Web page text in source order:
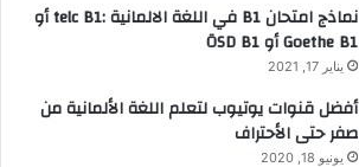
نماذج امتحان B1 في اللغة الالمانية :telc B1 أو
Goethe B1 أو ÖSD B1
يناير 17, 2021
أفضل قنوات يوتيوب لتعلم اللغة الألمانية من
صفر حتى الأحتراف
يونيو 18, 2020